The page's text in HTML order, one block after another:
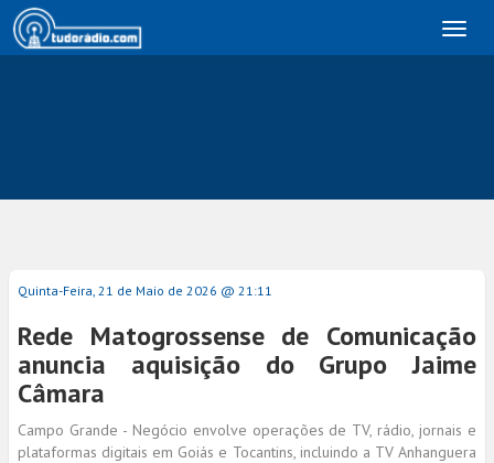
Quinta-Feira, 21 de Maio de 2026 @ 21:11
Rede Matogrossense de Comunicação
anuncia aquisição do Grupo Jaime
Câmara
Campo Grande - Negócio envolve operações de TV, rádio, jornais e
plataformas digitais em Goiás e Tocantins, incluindo a TV Anhanguera